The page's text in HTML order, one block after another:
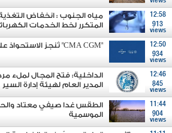
12:58
913
views
مياه الجنوب : انخفاض
المتكرر لخط الخدمات
12:50
934
views
"CMA CGM" تُنجز الاستحواذ على مجموعة فتّال
12:46
845
views
الداخلية: فتح المجال لملء
المدير العام لهيئة إدارة السير
11:44
904
views
الطقس غدا صيفي معتاد
الموسمية